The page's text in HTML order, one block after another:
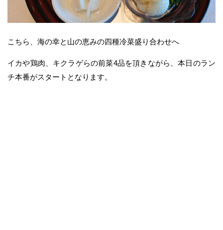
こちら、海の幸と山の恵みの四種冷菜盛り合わせへ
イカや鶏肉、キクラゲらの前菜4品を頂きながら、本日のラン
チ本番がスタートとなります。